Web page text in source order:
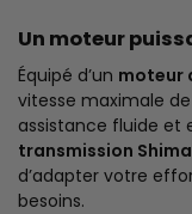
Un moteur
Équipé d’un moteur
vitesse maximale de
assistance fluide et
transmission
d’adapter votre
besoins.